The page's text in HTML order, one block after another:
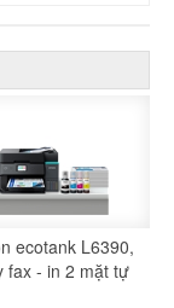
ecotank L6390,
fax - in 2 mặt tự